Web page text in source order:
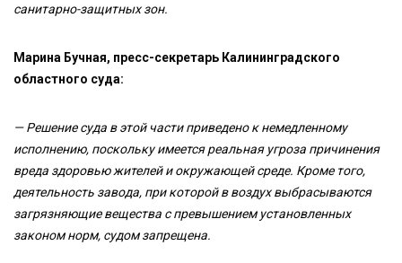
санитарно-защитных зон.
Марина Бучная, пресс-секретарь Калининградского
областного суда:
— Решение суда в этой части приведено к немедленному
исполнению, поскольку имеется реальная угроза причинения
вреда здоровью жителей и окружающей среде. Кроме того,
деятельность завода, при которой в воздух выбрасываются
загрязняющие вещества с превышением установленных
законом норм, судом запрещена.